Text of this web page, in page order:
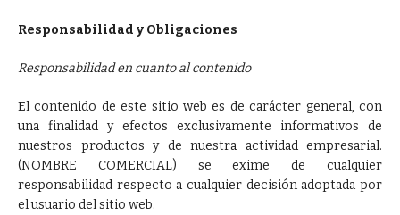
Responsabilidad y Obligaciones
Responsabilidad en cuanto al contenido
El contenido de este sitio web es de carácter general, con
una finalidad y efectos exclusivamente informativos de
nuestros productos y de nuestra actividad empresarial.
(NOMBRE COMERCIAL) se exime de cualquier
responsabilidad respecto a cualquier decisión adoptada por
el usuario del sitio web.